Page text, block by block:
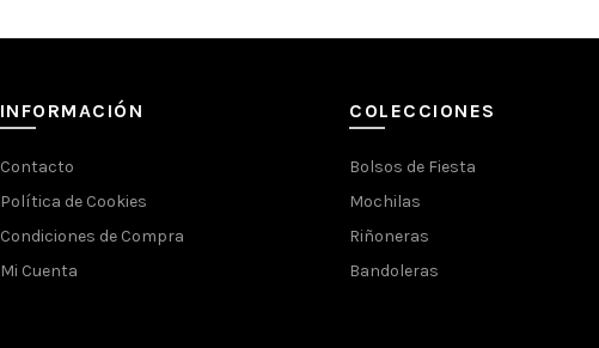
INFORMACIÓN
Contacto
Política de Cookies
Condiciones de Compra
Mi Cuenta
COLECCIONES
Bolsos de Fiesta
Mochilas
Riñoneras
Bandoleras